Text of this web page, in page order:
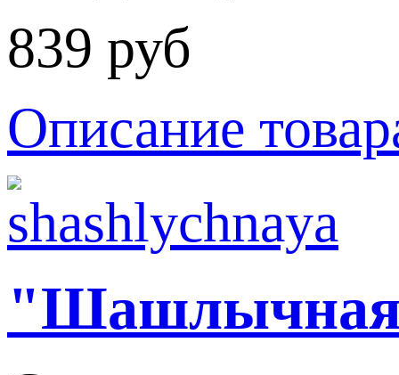
839 руб
Описание